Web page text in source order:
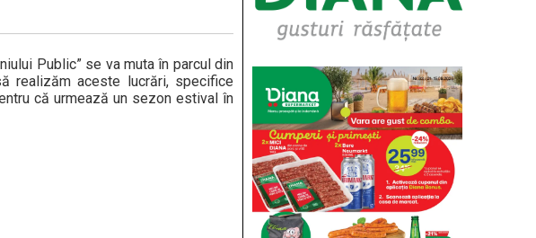
Public” se va muta în parcul din
realizăm aceste lucrări, specifice
că urmează un sezon estival în